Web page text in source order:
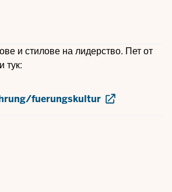
и стилове на лидерство. Пет от
тук:
fuerungskultur